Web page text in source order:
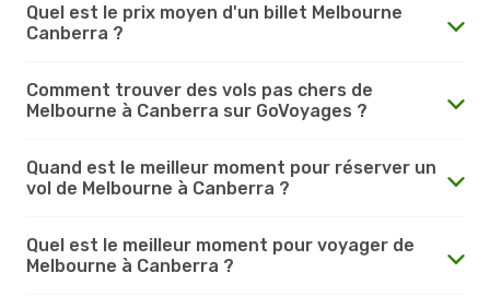
Quel est le prix moyen d'un billet Melbourne
Canberra ?
Comment trouver des vols pas chers de
Melbourne à Canberra sur GoVoyages ?
Quand est le meilleur moment pour réserver un
vol de Melbourne à Canberra ?
Quel est le meilleur moment pour voyager de
Melbourne à Canberra ?